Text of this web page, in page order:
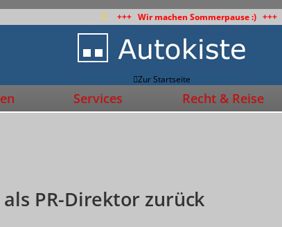
+++ Wir machen Sommerpause :) +++
Zur Startseite
Services Recht & Reise
PR-Direktor zurück